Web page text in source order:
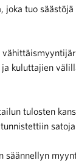
joka tuo
kuluttajien
tulosten
säännellyn